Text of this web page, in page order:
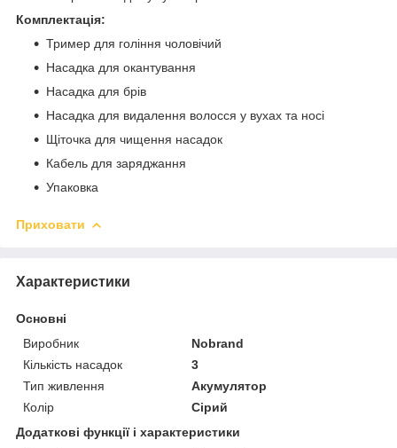
Комплектація:
Тример для гоління чоловічий
Насадка для окантування
Насадка для брів
Насадка для видалення волосся у вухах та носі
Щіточка для чищення насадок
Кабель для заряджання
Упаковка
Приховати
Характеристики
Основні
Виробник
Nobrand
Кількість насадок
3
Тип живлення
Акумулятор
Колір
Сірий
Додаткові функції і характеристики